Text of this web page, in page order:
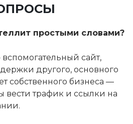
простыми словами?
вспомогательный сайт,
другого, основного
собственного бизнеса —
вести трафик и ссылки на